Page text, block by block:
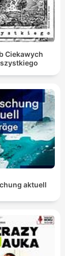
Ciekawych
aktuell